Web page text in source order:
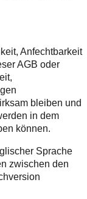
Anfechtbarkeit
AGB oder
bleiben und
in dem
können.
Sprache
zwischen den